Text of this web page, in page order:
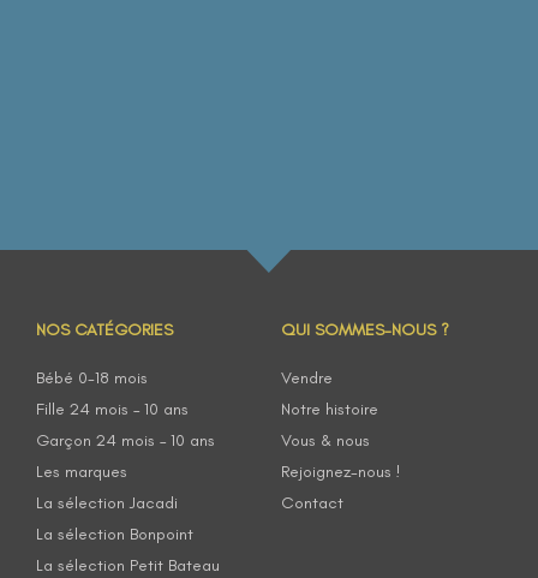
NOS CATÉGORIES
Bébé 0-18 mois
Fille 24 mois – 10 ans
Garçon 24 mois – 10 ans
Les marques
La sélection Jacadi
La sélection Bonpoint
La sélection Petit Bateau
QUI SOMMES-NOUS ?
Vendre
Notre histoire
Vous & nous
Rejoignez-nous !
Contact